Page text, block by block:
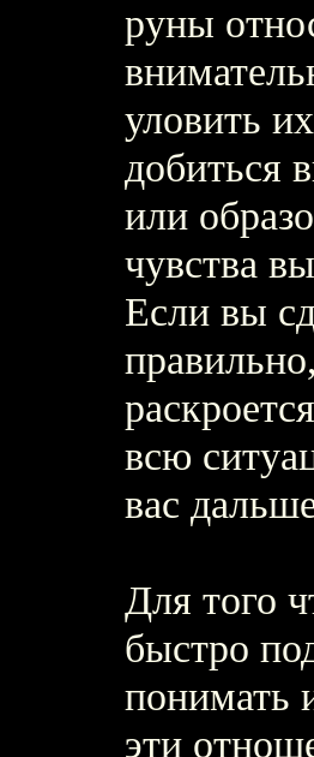
руны
уловить
добиться
или
чувства
Если вы
всю
вас
Для того
быстро
понимать
эти